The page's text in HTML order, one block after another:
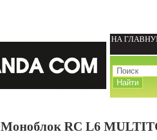
НА
Моноблок RC L6